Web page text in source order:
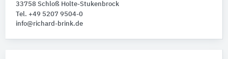
33758 Schloß Holte-Stukenbrock
Tel. +49 5207 9504-0
info@richard-brink.de